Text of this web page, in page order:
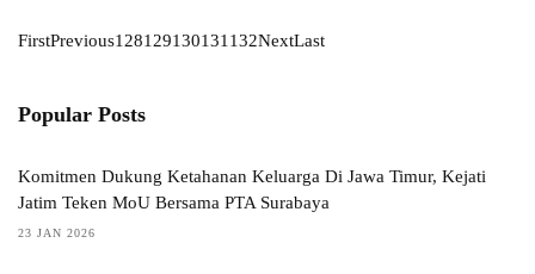
FirstPrevious128129130131 132NextLast
Popular Posts
Komitmen Dukung Ketahanan Keluarga Di Jawa Timur, Kejati
Jatim Teken MoU Bersama PTA Surabaya
23 JAN 2026